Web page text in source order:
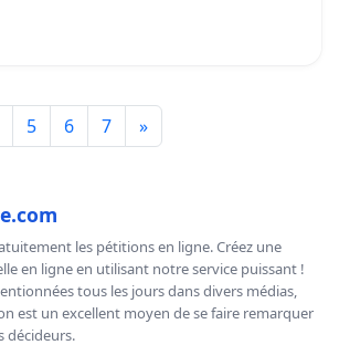
5 6 7 »
les pétitions en ligne. Créez une
en ligne en utilisant notre service puissant !
tous les jours dans divers médias,
est un excellent moyen de se faire remarquer
décideurs.